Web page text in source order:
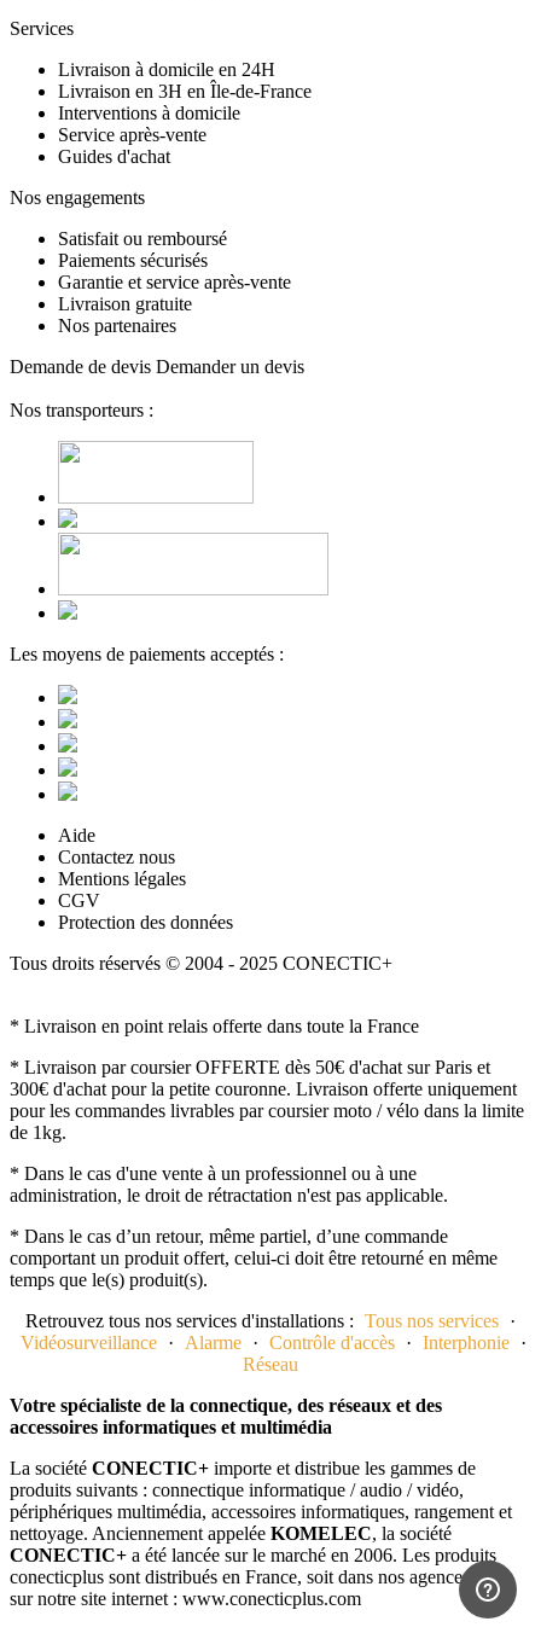
Services
Livraison à domicile en 24H
Livraison en 3H en Île-de-France
Interventions à domicile
Service après-vente
Guides d'achat
Nos engagements
Satisfait ou remboursé
Paiements sécurisés
Garantie et service après-vente
Livraison gratuite
Nos partenaires
Demande de devis Demander un devis
Nos transporteurs :
Les moyens de paiements acceptés :
Aide
Contactez nous
Mentions légales
CGV
Protection des données
Tous droits réservés © 2004 - 2025 CONECTIC+
* Livraison en point relais offerte dans toute la France
* Livraison par coursier OFFERTE dès 50€ d'achat sur Paris et
300€ d'achat pour la petite couronne. Livraison offerte uniquement
pour les commandes livrables par coursier moto / vélo dans la limite
de 1kg.
* Dans le cas d'une vente à un professionnel ou à une
administration, le droit de rétractation n'est pas applicable.
* Dans le cas d’un retour, même partiel, d’une commande
comportant un produit offert, celui-ci doit être retourné en même
temps que le(s) produit(s).
Retrouvez tous nos services d'installations : Tous nos services ·
Vidéosurveillance · Alarme · Contrôle d'accès · Interphonie ·
Réseau
Votre spécialiste de la connectique, des réseaux et des
accessoires informatiques et multimédia
La société CONECTIC+ importe et distribue les gammes de
produits suivants : connectique informatique / audio / vidéo,
périphériques multimédia, accessoires informatiques, rangement et
nettoyage. Anciennement appelée KOMELEC, la société
CONECTIC+ a été lancée sur le marché en 2006. Les produits
conecticplus sont distribués en France, soit dans nos agences, soit
sur notre site internet : www.conecticplus.com